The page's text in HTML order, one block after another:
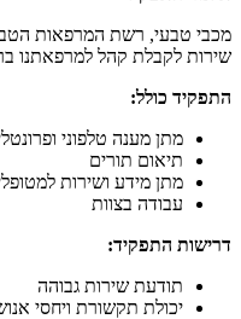
מכבי טבעי, רשת המרפאות
שירות לקבלת קהל למרפאתנו
התפקיד כולל:
מתן מענה טלפוני
תיאום תורים
מתן מידע ושירות
עבודה בצוות
דרישות התפקיד:
תודעת שירות גבוהה
יכולת תקשורת ויחסי